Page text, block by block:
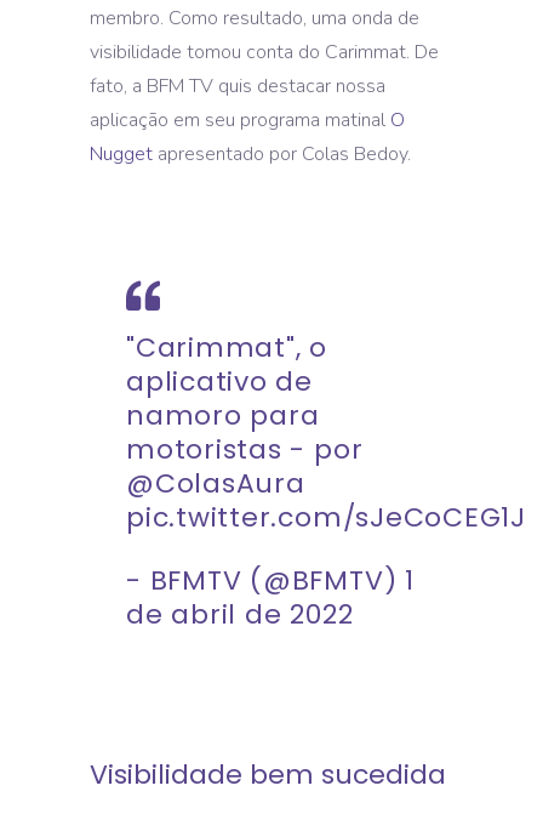
membro. Como resultado, uma onda de
visibilidade tomou conta do Carimmat. De
fato, a BFM TV quis destacar nossa
aplicação em seu programa matinal O
Nugget apresentado por Colas Bedoy.
"Carimmat", o
aplicativo de
namoro para
motoristas - por
@ColasAura
pic.twitter.com/sJeCoCEG1J
- BFMTV (@BFMTV) 1
de abril de 2022
Visibilidade bem sucedida